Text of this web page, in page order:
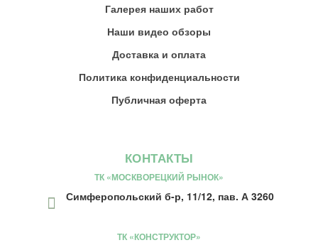
Галерея наших работ
Наши видео обзоры
Доставка и оплата
Политика конфиденциальности
Публичная оферта
КОНТАКТЫ
ТК «МОСКВОРЕЦКИЙ РЫНОК»
Симферопольский б-р, 11/12, пав. А 3260
ТК «КОНСТРУКТОР»